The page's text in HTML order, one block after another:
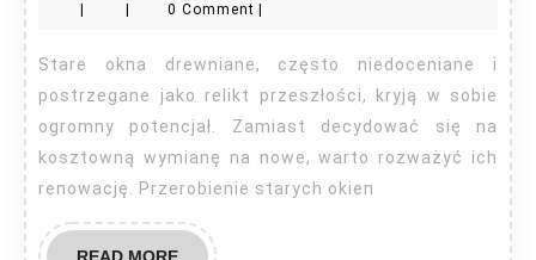
stare
okna
drewniane?
0 Comment
Stare okna drewniane, często niedoceniane i
postrzegane jako relikt przeszłości, kryją w sobie
ogromny potencjał. Zamiast decydować się na
kosztowną wymianę na nowe, warto rozważyć ich
renowację. Przerobienie starych okien
READ